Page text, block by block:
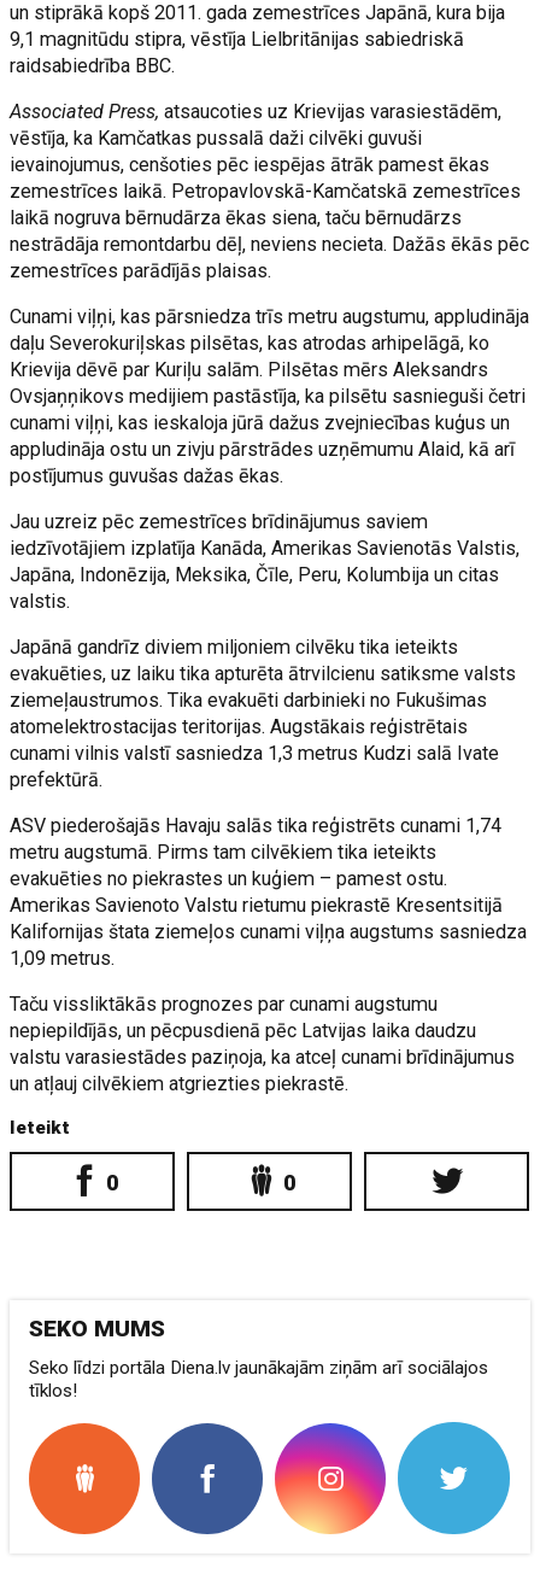
un stiprākā kopš 2011. gada zemestrīces Japānā, kura bija
9,1 magnitūdu stipra, vēstīja Lielbritānijas sabiedriskā
raidsabiedrība BBC.
Associated Press, atsaucoties uz Krievijas varasiestādēm,
vēstīja, ka Kamčatkas pussalā daži cilvēki guvuši
ievainojumus, cenšoties pēc iespējas ātrāk pamest ēkas
zemestrīces laikā. Petropavlovskā-Kamčatskā zemestrīces
laikā nogruva bērnudārza ēkas siena, taču bērnudārzs
nestrādāja remontdarbu dēļ, neviens necieta. Dažās ēkās pēc
zemestrīces parādījās plaisas.
Cunami viļņi, kas pārsniedza trīs metru augstumu, appludināja
daļu Severokuriļskas pilsētas, kas atrodas arhipelāgā, ko
Krievija dēvē par Kuriļu salām. Pilsētas mērs Aleksandrs
Ovsjaņņikovs medijiem pastāstīja, ka pilsētu sasnieguši četri
cunami viļņi, kas ieskaloja jūrā dažus zvejniecības kuģus un
appludināja ostu un zivju pārstrādes uzņēmumu Alaid, kā arī
postījumus guvušas dažas ēkas.
Jau uzreiz pēc zemestrīces brīdinājumus saviem
iedzīvotājiem izplatīja Kanāda, Amerikas Savienotās Valstis,
Japāna, Indonēzija, Meksika, Čīle, Peru, Kolumbija un citas
valstis.
Japānā gandrīz diviem miljoniem cilvēku tika ieteikts
evakuēties, uz laiku tika apturēta ātrvilcienu satiksme valsts
ziemeļaustrumos. Tika evakuēti darbinieki no Fukušimas
atomelektrostacijas teritorijas. Augstākais reģistrētais
cunami vilnis valstī sasniedza 1,3 metrus Kudzi salā Ivate
prefektūrā.
ASV piederošajās Havaju salās tika reģistrēts cunami 1,74
metru augstumā. Pirms tam cilvēkiem tika ieteikts
evakuēties no piekrastes un kuģiem – pamest ostu.
Amerikas Savienoto Valstu rietumu piekrastē Kresentsitijā
Kalifornijas štata ziemeļos cunami viļņa augstums sasniedza
1,09 metrus.
Taču vissliktākās prognozes par cunami augstumu
nepiepildījās, un pēcpusdienā pēc Latvijas laika daudzu
valstu varasiestādes paziņoja, ka atceļ cunami brīdinājumus
un atļauj cilvēkiem atgriezties piekrastē.
Ieteikt
0 0
SEKO MUMS
Seko līdzi portāla Diena.lv jaunākajām ziņām arī sociālajos
tīklos!